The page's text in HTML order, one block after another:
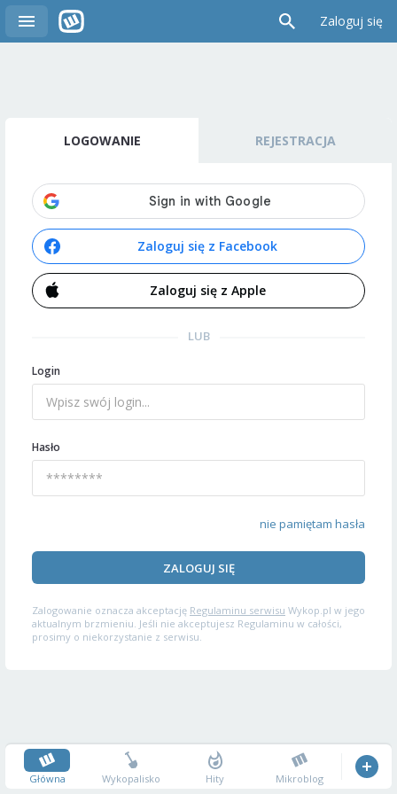
Zaloguj się
LOGOWANIE REJESTRACJA
Zaloguj się z Facebook
Zaloguj się z Apple
LUB
Login
Hasło
nie pamiętam hasła
ZALOGUJ SIĘ
Zalogowanie oznacza akceptację Regulaminu serwisu Wykop.pl w jego
aktualnym brzmieniu. Jeśli nie akceptujesz Regulaminu w całości,
prosimy o niekorzystanie z serwisu.
Główna Wykopalisko Hity Mikroblog